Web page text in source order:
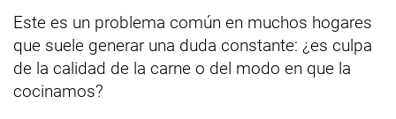
Este es un problema común en muchos hogares
que suele generar una duda constante: ¿es culpa
de la calidad de la carne o del modo en que la
cocinamos?